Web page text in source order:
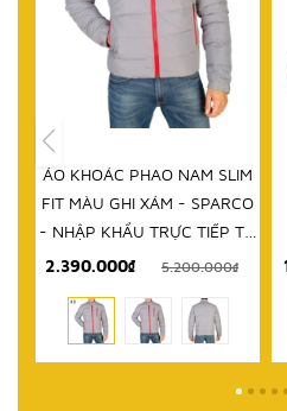
GIÀY THỂ THAO NAM -
SPARCO - NHẬP KHẨU
CHÍNH HÃNG TỪ Ý
1.590.000₫
5.390.000₫